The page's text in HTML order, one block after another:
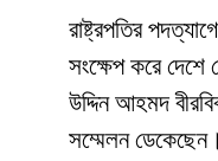
রাষ্ট্রপতির
সংক্ষেপ করে দেশে
উদ্দিন আহমদ
সম্মেলন ডেকেছেন।